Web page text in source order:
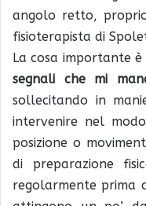
angolo retto,
fisioterapista di
La cosa importante è
segnali che mi
sollecitando in
intervenire nel
posizione o
di preparazione
regolarmente prima